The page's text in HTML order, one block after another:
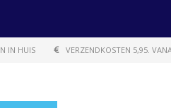
IN HUIS VERZENDKOSTEN 5,95.